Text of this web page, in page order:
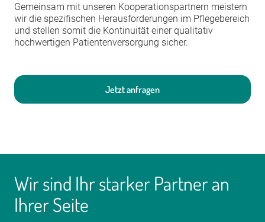
Gemeinsam mit unseren Kooperationspartnern meistern
wir die spezifischen Herausforderungen im Pflegebereich
und stellen somit die Kontinuität einer qualitativ
hochwertigen Patientenversorgung sicher.
Jetzt anfragen
Wir sind Ihr starker Partner an
Ihrer Seite